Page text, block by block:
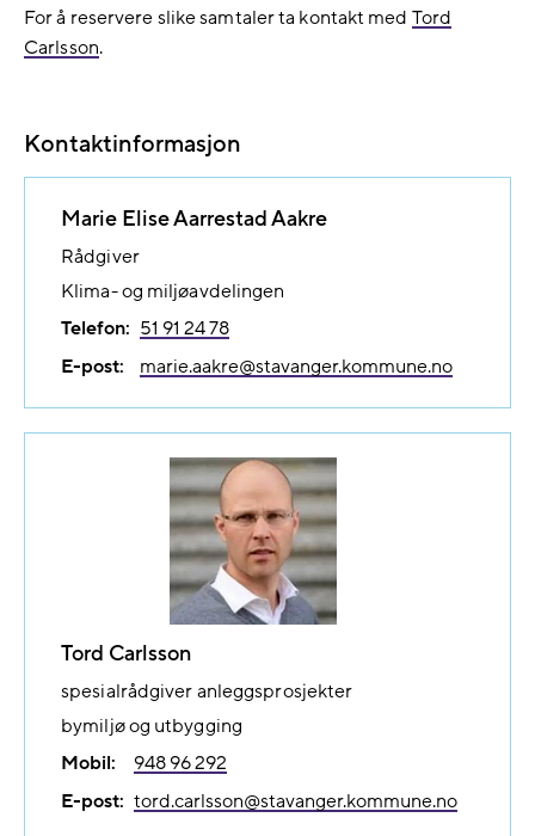
For å reservere slike samtaler ta kontakt med Tord
Carlsson.
Kontaktinformasjon
Marie Elise Aarrestad Aakre
Rådgiver
Klima- og miljøavdelingen
Telefon: 51 91 24 78
E-post:
marie.aakre@​stavanger.kommune.no
Tord Carlsson
spesialrådgiver anleggsprosjekter
bymiljø og utbygging
Mobil:
948 96 292
E-post: tord.carlsson@​stavanger.kommune.no